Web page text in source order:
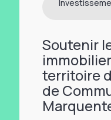
Soutenir
territoire
de